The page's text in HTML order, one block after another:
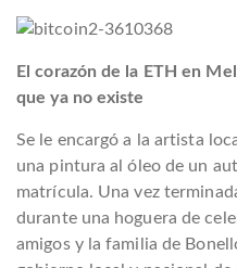
El corazón de la ETH en
que ya no existe
Se le encargó a la artista
una pintura al óleo de un
matrícula. Una vez
durante una hoguera de
amigos y la familia de